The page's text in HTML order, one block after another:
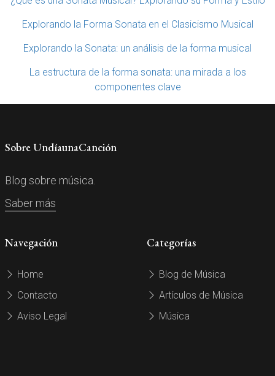
Explorando la Forma Sonata en el Clasicismo Musical
Explorando la Sonata: un análisis de la forma musical
La estructura de la forma sonata: una mirada a los
componentes clave
Sobre UndíaunaCanción
Blog sobre música.
Saber más
Navegación
Home
Contacto
Aviso Legal
Categorías
Blog de Música
Artículos de Música
Música